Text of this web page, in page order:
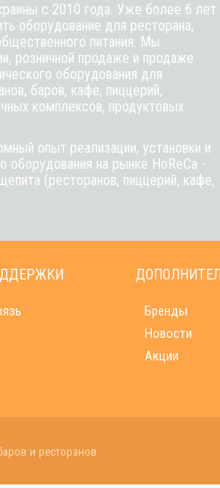
с 2010 года. Уже более 6 лет
оборудование для ресторана,
питания. Мы
розничной продаже и продаже
оборудования для
баров, кафе, пиццерий,
комплексов, продуктовых
опыт реализации, установки и
оборудования на рынке HoReCa -
(ресторанов, пиццерий, кафе,
Бренды
Новости
Акции
и ресторанов